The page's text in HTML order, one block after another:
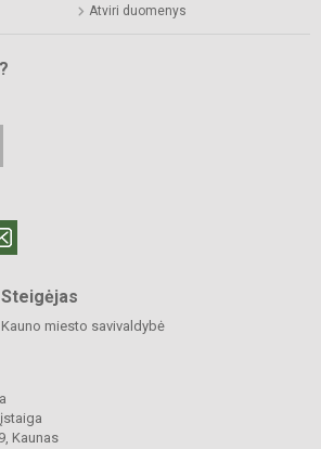
Atviri duomenys
Steigėjas
Kauno miesto savivaldybė
Kaunas